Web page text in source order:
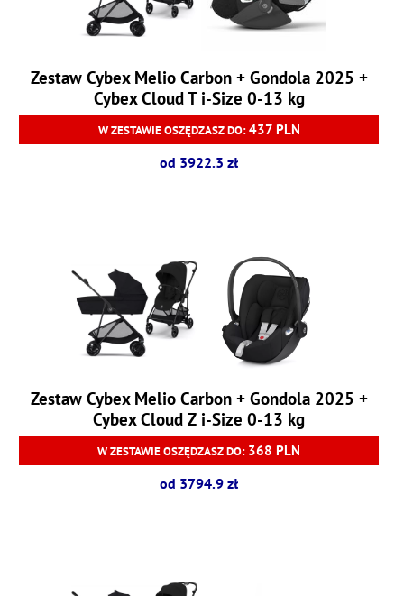
Zestaw Cybex Melio Carbon + Gondola 2025 +
Cybex Cloud T i-Size 0-13 kg
W ZESTAWIE OSZĘDZASZ DO:437 PLN
od 3922.3 zł
Zestaw Cybex Melio Carbon + Gondola 2025 +
Cybex Cloud Z i-Size 0-13 kg
W ZESTAWIE OSZĘDZASZ DO: 368 PLN
od 3794.9 zł